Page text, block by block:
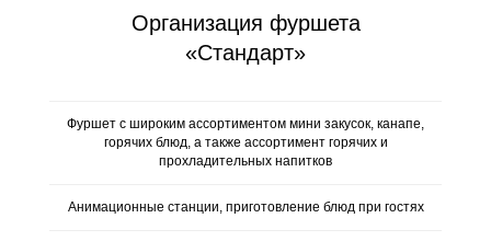
Организация фуршета
«Стандарт»
Фуршет с широким ассортиментом мини закусок, канапе,
горячих блюд, а также ассортимент горячих и
прохладительных напитков
Анимационные станции, приготовление блюд при гостях